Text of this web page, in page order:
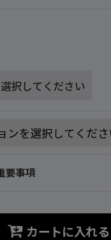
択してください
要事項
カートに入れる